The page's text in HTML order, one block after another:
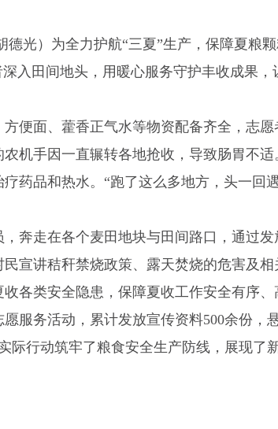
德光）为全力护航“三夏”生产，保障夏粮
入田间地头，用暖心服务守护丰收成果，
便面、藿香正气水等物资配备齐全，志
机手因一直辗转各地抢收，导致肠胃不
药品和热水。“跑了这么多地方，头一回
奔走在各个麦田地块与田间路口，通过发
宣讲秸秆禁烧政策、露天焚烧的危害及
各类安全隐患，保障夏收工作安全有序、
服务活动，累计发放宣传资料500余份，
际行动筑牢了粮食安全生产防线，展现了